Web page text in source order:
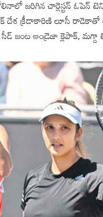
జరిగిన చార్లెస్టన్ ఓపెన్
క్రీడాకారిణి లూసీ రాడెకాతో
జంట ఆండ్రెజా క్లెపాక్,